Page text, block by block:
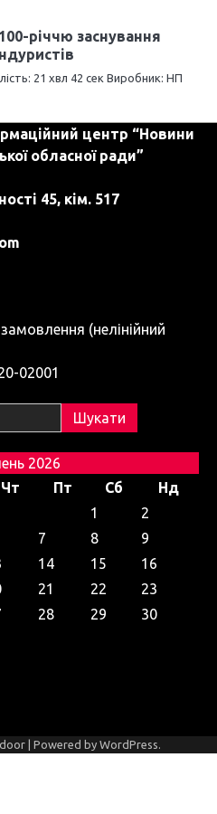
річчю заснування
21 хвл 42 сек Виробник: НП
центр “Новини
обласної ради”
45, кім. 517
(нелінійний
02001
2026
Чт Пт Сб
Нд
1
2
7 8
9
14 15
16
21 22
23
28 29
30
| Powered by WordPress.